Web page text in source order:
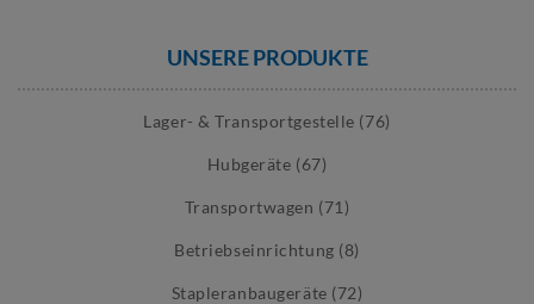
UNSERE PRODUKTE
Lager- & Transportgestelle (76)
Hubgeräte (67)
Transportwagen (71)
Betriebseinrichtung (8)
Stapleranbaugeräte (72)